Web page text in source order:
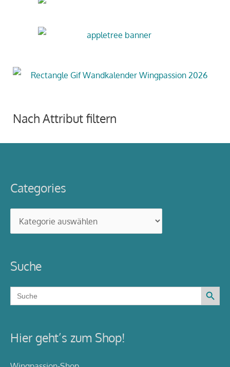
Nach Attribut filtern
Categories
Suche
Search
for:
Search Button
Hier geht’s zum Shop!